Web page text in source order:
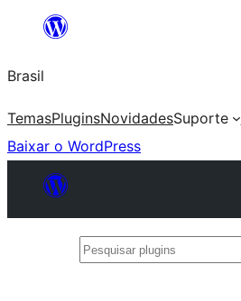
o
conteúdo
Brasil
TemasPluginsNovidadesSuporte
Baixar o WordPress
Pesquisar